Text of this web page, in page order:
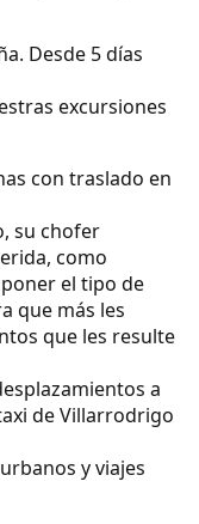
Desde 5 días
excursiones
con traslado en
su chofer
como
el tipo de
que más les
que les resulte
a
de Villarrodrigo
y viajes